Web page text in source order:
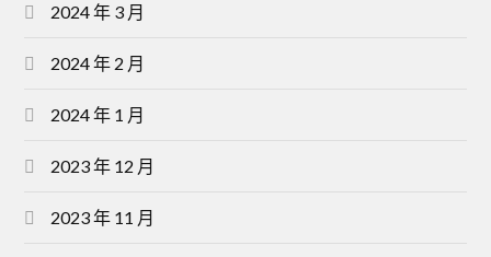
2024 年 3 月
2024 年 2 月
2024 年 1 月
2023 年 12 月
2023 年 11 月